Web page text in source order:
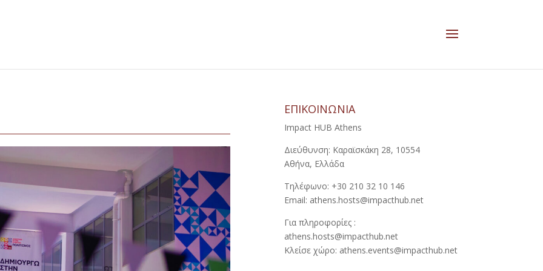
ΕΠΙΚΟΙΝΩΝΙΑ
Impact HUB Athens
Διεύθυνση: Καραϊσκάκη 28, 10554
Αθήνα, Ελλάδα
Τηλέφωνο: +30 210 32 10 146
Email: athens.hosts@impacthub.net
Για πληροφορίες :
athens.hosts@impacthub.net
Κλείσε χώρο: athens.events@impacthub.net